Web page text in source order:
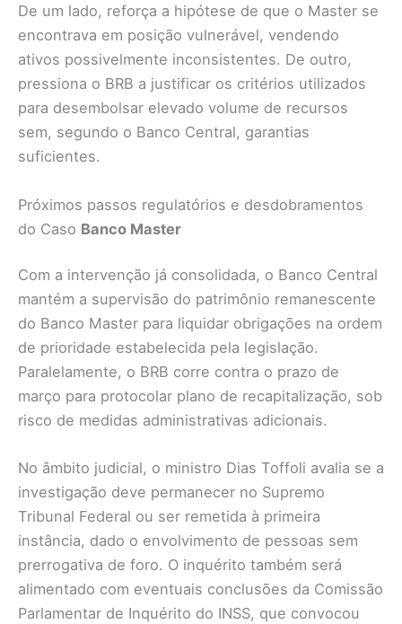
De um lado, reforça a hipótese de que o Master se
encontrava em posição vulnerável, vendendo
ativos possivelmente inconsistentes. De outro,
pressiona o BRB a justificar os critérios utilizados
para desembolsar elevado volume de recursos
sem, segundo o Banco Central, garantias
suficientes.
Próximos passos regulatórios e desdobramentos
do Caso Banco Master
Com a intervenção já consolidada, o Banco Central
mantém a supervisão do patrimônio remanescente
do Banco Master para liquidar obrigações na ordem
de prioridade estabelecida pela legislação.
Paralelamente, o BRB corre contra o prazo de
março para protocolar plano de recapitalização, sob
risco de medidas administrativas adicionais.
No âmbito judicial, o ministro Dias Toffoli avalia se a
investigação deve permanecer no Supremo
Tribunal Federal ou ser remetida à primeira
instância, dado o envolvimento de pessoas sem
prerrogativa de foro. O inquérito também será
alimentado com eventuais conclusões da Comissão
Parlamentar de Inquérito do INSS, que convocou